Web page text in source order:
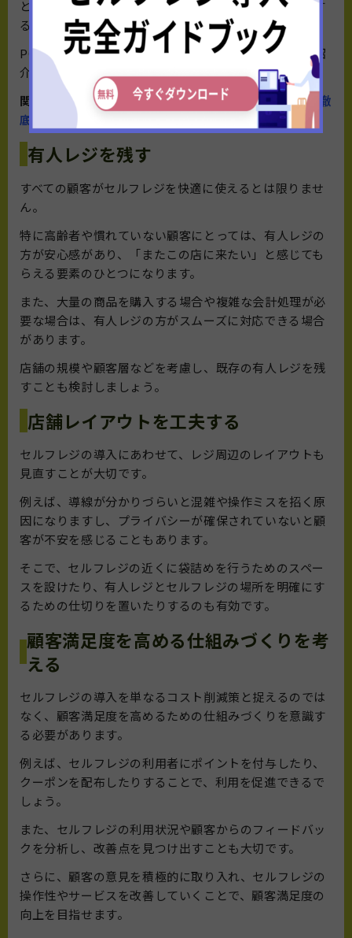
と連動した自動登録システムや、AI搭載で商品を認識す
る次世代型レジを検討する動きも進んでいます。
POSレジとセルフレジの違いについて、以下の記事で紹
介しています。あわせてご覧ください。
関連記事>>
POSレジ・セルフレジ・無人レジの違いを徹
底解説｜導入時のポイントも紹介
有人レジを残す
すべての顧客がセルフレジを快適に使えるとは限りませ
ん。
特に高齢者や慣れていない顧客にとっては、有人レジの
方が安心感があり、「またこの店に来たい」と感じても
らえる要素のひとつになります。
また、大量の商品を購入する場合や複雑な会計処理が必
要な場合は、有人レジの方がスムーズに対応できる場合
があります。
店舗の規模や顧客層などを考慮し、既存の有人レジを残
すことも検討しましょう。
店舗レイアウトを工夫する
セルフレジの導入にあわせて、レジ周辺のレイアウトも
見直すことが大切です。
例えば、導線が分かりづらいと混雑や操作ミスを招く原
因になりますし、プライバシーが確保されていないと顧
客が不安を感じることもあります。
そこで、セルフレジの近くに袋詰めを行うためのスペー
スを設けたり、有人レジとセルフレジの場所を明確にす
るための仕切りを置いたりするのも有効です。
顧客満足度を高める仕組みづくりを考
える
セルフレジの導入を単なるコスト削減策と捉えるのでは
なく、顧客満足度を高めるための仕組みづくりを意識す
る必要があります。
例えば、セルフレジの利用者にポイントを付与したり、
クーポンを配布したりすることで、利用を促進できるで
しょう。
また、セルフレジの利用状況や顧客からのフィードバッ
クを分析し、改善点を見つけ出すことも大切です。
さらに、顧客の意見を積極的に取り入れ、セルフレジの
操作性やサービスを改善していくことで、顧客満足度の
向上を目指せます。